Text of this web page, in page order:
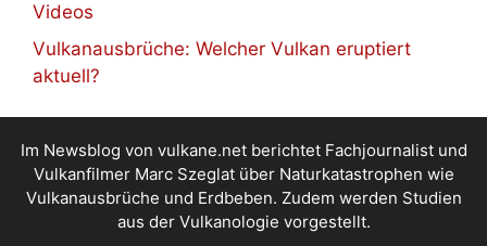
Videos
Vulkanausbrüche: Welcher Vulkan eruptiert
aktuell?
Im Newsblog von vulkane.net berichtet Fachjournalist und
Vulkanfilmer Marc Szeglat über Naturkatastrophen wie
Vulkanausbrüche und Erdbeben. Zudem werden Studien
aus der Vulkanologie vorgestellt.